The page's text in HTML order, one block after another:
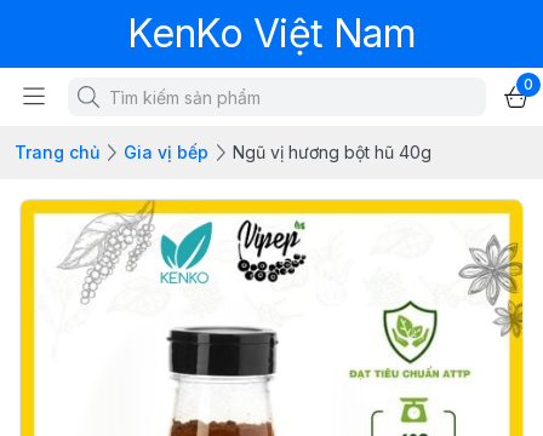
KenKo Việt Nam
0
Trang chủ Gia vị bếp Ngũ vị hương bột hũ 40g